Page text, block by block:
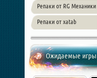
Репаки от RG Механики
Репаки от xatab
Ожидаемые игры